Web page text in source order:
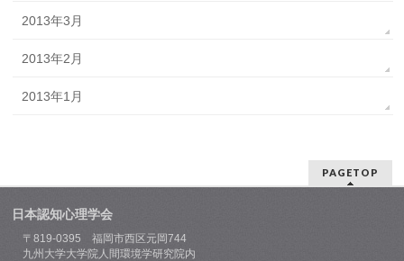
2013年3月
2013年2月
2013年1月
PAGETOP
日本認知心理学会
〒819-0395 福岡市西区元岡744
九州大学大学院人間環境学研究院内